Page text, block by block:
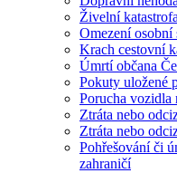
Živelní
Omezení
Krach cestovní
Úmrtí občana
Pokuty uložené
Porucha vozidla
Ztráta nebo
Ztráta nebo
Pohřešování či
zahraničí